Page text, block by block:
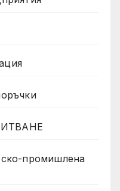
промишлена